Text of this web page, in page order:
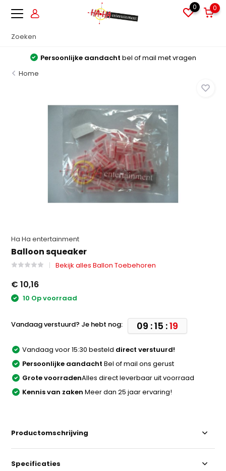
0 0
Persoonlijke aandacht bel of mail met vragen
Home
Ha Ha entertainment
Balloon squeaker
Bekijk alles Ballon Toebehoren
€ 10,16
10 Op voorraad
Vandaag verstuurd? Je hebt nog: 09 : 15 :19
Vandaag voor 15:30 besteld direct verstuurd!
Persoonlijke aandacht Bel of mail ons gerust
Grote voorradenAlles direct leverbaar uit voorraad
Kennis van zaken Meer dan 25 jaar ervaring!
Productomschrijving
Specificaties